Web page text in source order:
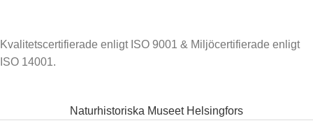
Kvalitetscertifierade enligt ISO 9001 & Miljöcertifierade enligt
ISO 14001.
Naturhistoriska Museet Helsingfors